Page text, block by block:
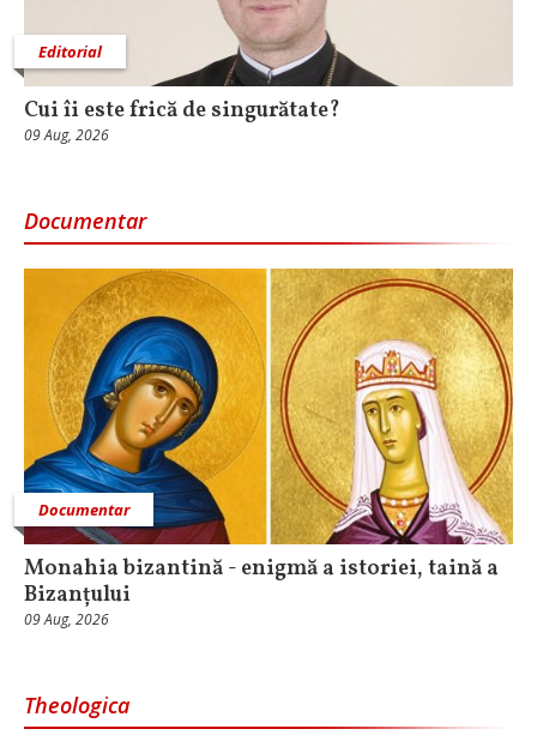
Editorial
Cui îi este frică de singurătate?
09 Aug, 2026
Documentar
Documentar
Monahia bizantină - enigmă a istoriei, taină a
Bizanțului
09 Aug, 2026
Theologica